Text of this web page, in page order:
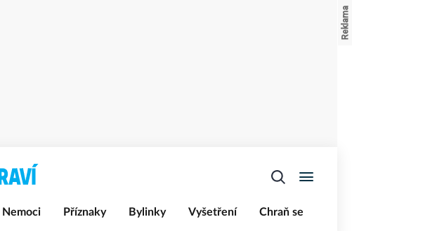
Nemoci Příznaky Bylinky Vyšetření Chraň se